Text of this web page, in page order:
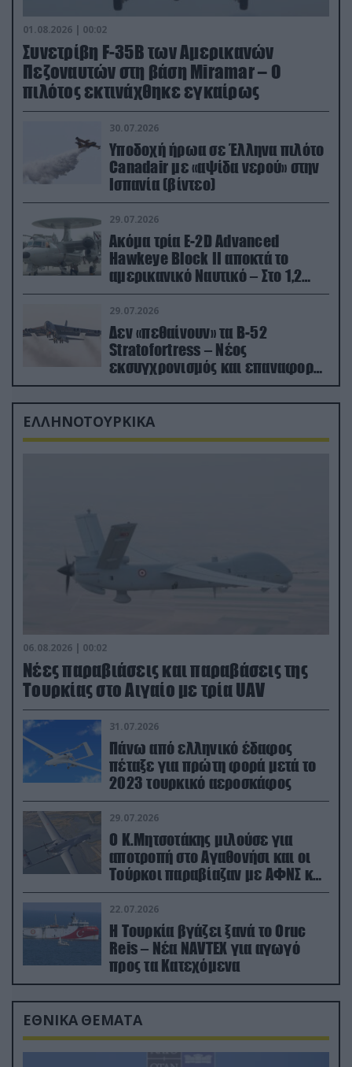
01.08.2026 | 00:02
Συνετρίβη F-35B των Αμερικανών
Πεζοναυτών στη βάση Miramar – Ο
πιλότος εκτινάχθηκε εγκαίρως
30.07.2026
Υποδοχή ήρωα σε Έλληνα πιλότο
Canadair με «αψίδα νερού» στην
Ισπανία (βίντεο)
29.07.2026
Ακόμα τρία E-2D Advanced
Hawkeye Block II αποκτά το
αμερικανικό Ναυτικό – Στο 1,2
δισ.δολάρια το κόστος
29.07.2026
Δεν «πεθαίνουν» τα Β-52
Stratofortress – Νέος
εκσυγχρονισμός και επαναφορά
από τα «νεκροταφεία»
ΕΛΛΗΝΟΤΟΥΡΚΙΚΑ
06.08.2026 | 00:02
Νέες παραβιάσεις και παραβάσεις της
Τουρκίας στο Αιγαίο με τρία UAV
31.07.2026
Πάνω από ελληνικό έδαφος
πέταξε για πρώτη φορά μετά το
2023 τουρκικό αεροσκάφος
29.07.2026
Ο Κ.Μητσοτάκης μιλούσε για
αποτροπή στο Αγαθονήσι και οι
Τούρκοι παραβίαζαν με ΑΦΝΣ και
drone
22.07.2026
Η Τουρκία βγάζει ξανά το Oruc
Reis – Νέα NAVTEX για αγωγό
προς τα Κατεχόμενα
ΕΘΝΙΚΑ ΘΕΜΑΤΑ